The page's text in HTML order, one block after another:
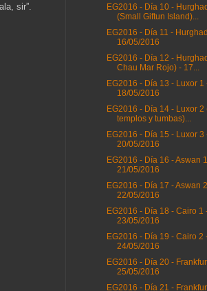
sir”.
EG2016 - Día 10 -
(Small Giftun Island)...
EG2016 - Día 11 -
16/05/2016
EG2016 - Día 12 -
Chau Mar Rojo) - 17...
EG2016 - Día 13 - Luxor 1
18/05/2016
EG2016 - Día 14 - Luxor 2
templos y tumbas)...
EG2016 - Día 15 - Luxor 3
20/05/2016
EG2016 - Día 16 - Aswan
21/05/2016
EG2016 - Día 17 - Aswan
22/05/2016
EG2016 - Día 18 - Cairo 1
23/05/2016
EG2016 - Día 19 - Cairo 2
24/05/2016
EG2016 - Día 20 -
25/05/2016
EG2016 - Día 21 -